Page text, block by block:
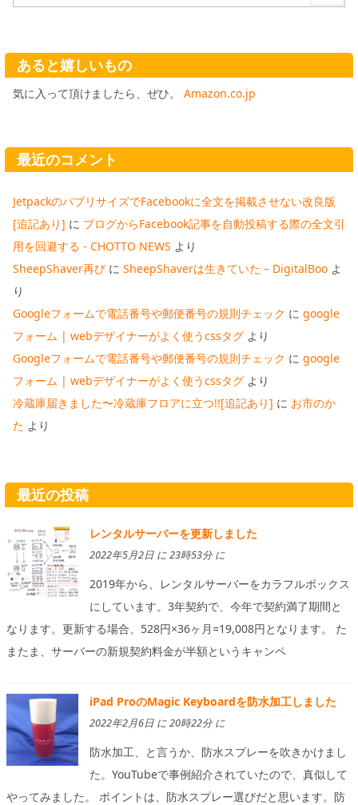
あると嬉しいもの
気に入って頂けましたら、ぜひ。 Amazon.co.jp
最近のコメント
JetpackのパブリサイズでFacebookに全文を掲載させない改良版
[追記あり] に ブログからFacebook記事を自動投稿する際の全文引
用を回避する - CHOTTO NEWS より
SheepShaver再び に SheepShaverは生きていた – DigitalBoo よ
り
Googleフォームで電話番号や郵便番号の規則チェック に google
フォーム | webデザイナーがよく使うcssタグ より
Googleフォームで電話番号や郵便番号の規則チェック に google
フォーム | webデザイナーがよく使うcssタグ より
冷蔵庫届きました〜冷蔵庫フロアに立つ!![追記あり] に お市のか
た より
最近の投稿
レンタルサーバーを更新しました
2022年5月2日 に 23時53分 に
2019年から、レンタルサーバーをカラフルボックス
にしています。3年契約で、今年で契約満了期間と
なります。更新する場合、528円×36ヶ月=19,008円となります。 た
またま、サーバーの新規契約料金が半額というキャンペ
iPad ProのMagic Keyboardを防水加工しました
2022年2月6日 に 20時22分 に
防水加工、と言うか、防水スプレーを吹きかけまし
た。YouTubeで事例紹介されていたので、真似して
やってみました。 ポイントは、防水スプレー選びだと思います。防